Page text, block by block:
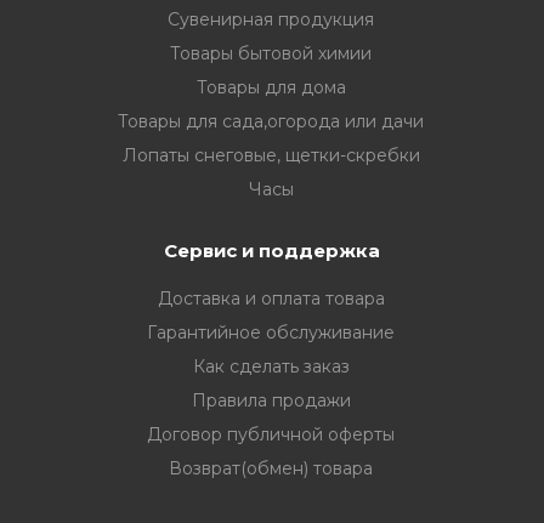
Сувенирная продукция
Товары бытовой химии
Товары для дома
Товары для сада,огорода или дачи
Лопаты снеговые, щетки-скребки
Часы
Сервис и поддержка
Доставка и оплата товара
Гарантийное обслуживание
Как сделать заказ
Правила продажи
Договор публичной оферты
Возврат(обмен) товара